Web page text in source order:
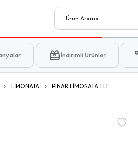
İndirimli Ürünler
LİMONATA PINAR LİMONATA 1 LT